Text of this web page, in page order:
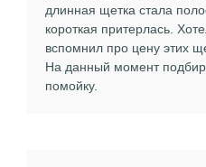
длинная щетка стала
короткая притерлась.
вспомнил про цену этих
На данный момент
помойку.